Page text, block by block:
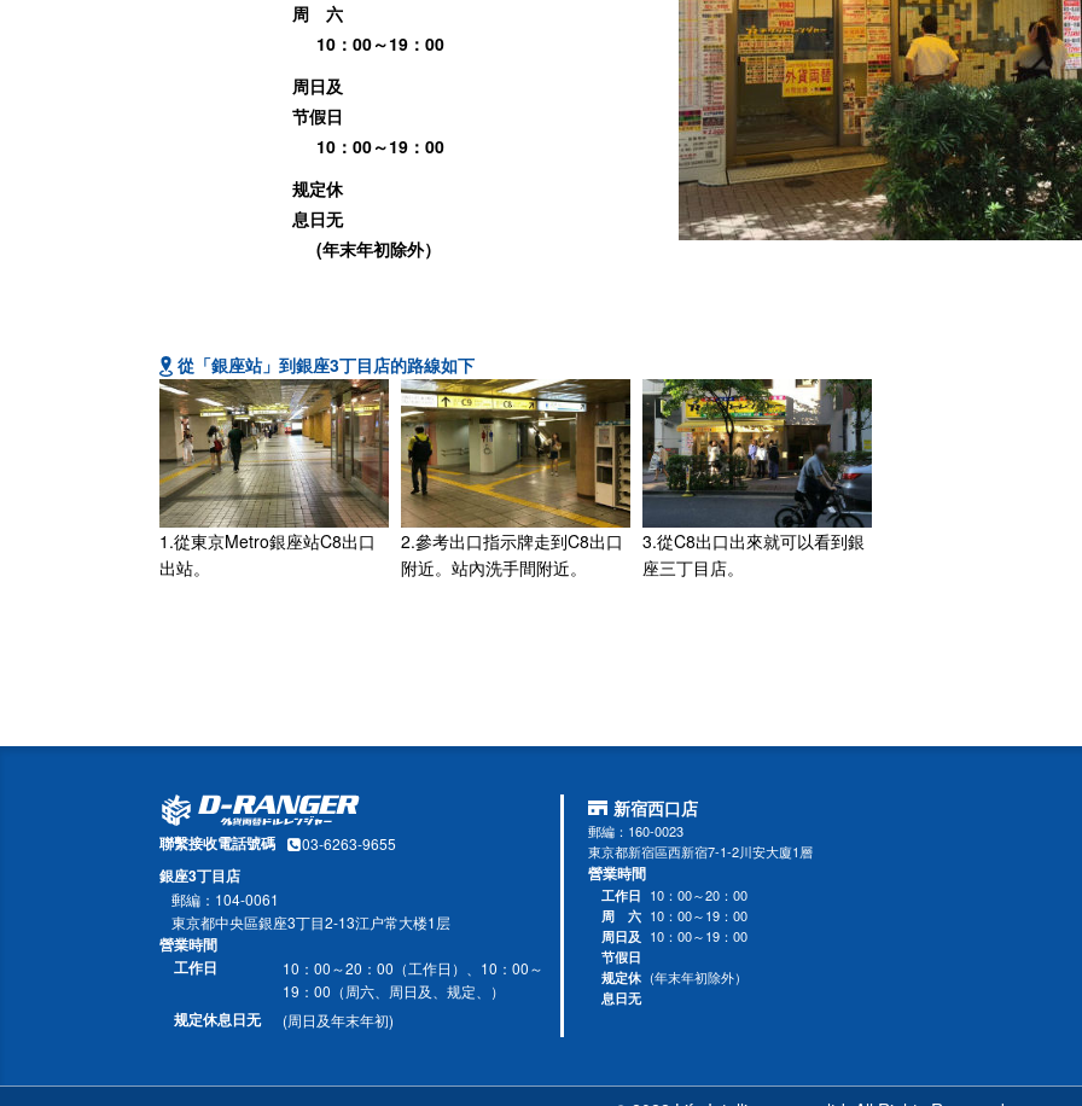
周 六
10：00～19：00
周日及
节假日
10：00～19：00
规定休
息日无
(年末年初除外）
從「銀座站」到銀座3丁目店的路線如下
1.從東京Metro銀座站C8出口
出站。
2.參考出口指示牌走到C8出口
附近。站內洗手間附近。
3.從C8出口出來就可以看到銀
座三丁目店。
聯繫接收電話號碼 03-6263-9655
銀座3丁目店
郵編：104-0061
東京都中央區銀座3丁目2-13江户常大楼1层
營業時間
工作日
10：00～20：00（工作日）、10：00～
19：00（周六、周日及、规定、）
规定休息日无 (周日及年末年初)
新宿西口店
郵編：160-0023
東京都新宿區西新宿7-1-2川安大廈1層
營業時間
工作日 10：00～20：00
周 六 10：00～19：00
周日及
节假日
10：00～19：00
规定休
息日无
(年末年初除外）